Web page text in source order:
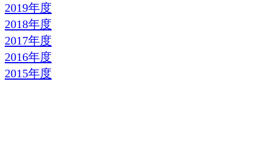
2019年度
2018年度
2017年度
2016年度
2015年度